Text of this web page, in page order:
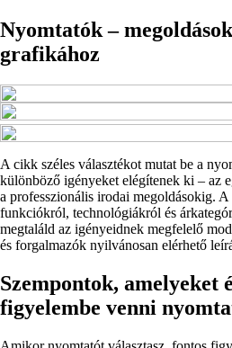
Nyomtatók –
grafikához
A cikk széles választékot mutat be a
különböző igényeket elégítenek ki – az
a professzionális irodai megoldásokig.
funkciókról, technológiákról és
megtaláld az igényeidnek megfelelő
és forgalmazók nyilvánosan elérhető
Szempontok, amelyeket
figyelembe venni